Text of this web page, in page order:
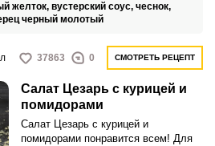
желток, вустерский соус, чеснок,
черный молотый
37863 0 СМОТРЕТЬ РЕЦЕПТ
Салат Цезарь с курицей и
помидорами
Салат Цезарь с курицей и
помидорами понравится всем! Для